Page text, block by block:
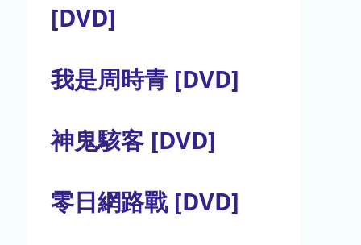
[DVD]
我是周時青 [DVD]
神鬼駭客 [DVD]
零日網路戰 [DVD]